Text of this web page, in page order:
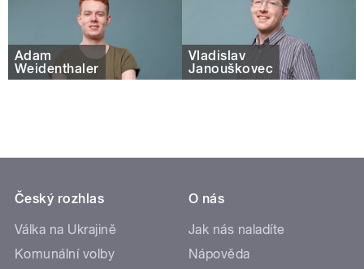
Adam
Weidenthaler
Vladislav
Janouškovec
Český rozhlas
Válka na Ukrajině
Komunální volby
O nás
Jak nás naladíte
Nápověda